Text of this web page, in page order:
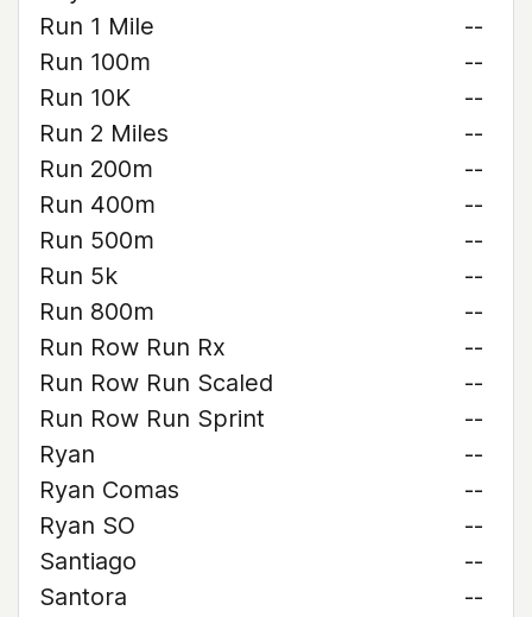
Run 1 Mile
--
Run 100m
--
Run 10K
--
Run 2 Miles
--
Run 200m
--
Run 400m
--
Run 500m
--
Run 5k
--
Run 800m
--
Run Row Run Rx
--
Run Row Run Scaled
--
Run Row Run Sprint
--
Ryan
--
Ryan Comas
--
Ryan SO
--
Santiago
--
Santora
--